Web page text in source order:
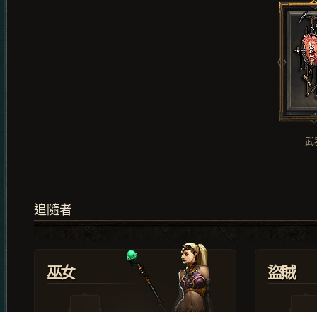
武
追隨者
巫女 盜賊